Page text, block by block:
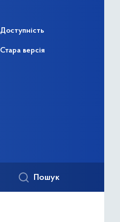
Доступність
Стара версія
Пошук